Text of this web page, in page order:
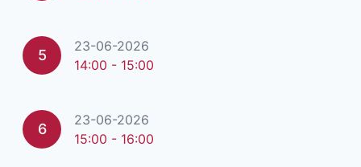
5
23-06-2026
14:00 - 15:00
6
23-06-2026
15:00 - 16:00